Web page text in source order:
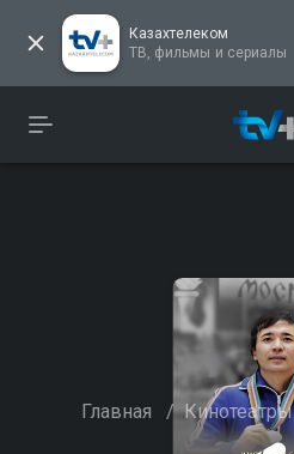
Казахтелеком
ТВ, фильмы и сериалы
Главная / Кинотеатры